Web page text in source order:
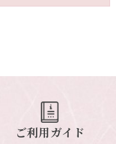
ご利用ガイド
ご利用ガイド